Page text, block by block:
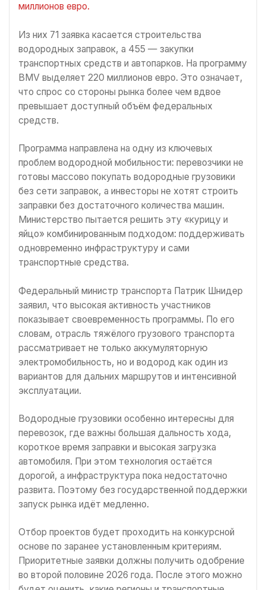
миллионов евро.
Из них 71 заявка касается строительства
водородных заправок, а 455 — закупки
транспортных средств и автопарков. На программу
BMV выделяет 220 миллионов евро. Это означает,
что спрос со стороны рынка более чем вдвое
превышает доступный объём федеральных
средств.
Программа направлена на одну из ключевых
проблем водородной мобильности: перевозчики не
готовы массово покупать водородные грузовики
без сети заправок, а инвесторы не хотят строить
заправки без достаточного количества машин.
Министерство пытается решить эту «курицу и
яйцо» комбинированным подходом: поддерживать
одновременно инфраструктуру и сами
транспортные средства.
Федеральный министр транспорта Патрик Шнидер
заявил, что высокая активность участников
показывает своевременность программы. По его
словам, отрасль тяжёлого грузового транспорта
рассматривает не только аккумуляторную
электромобильность, но и водород как один из
вариантов для дальних маршрутов и интенсивной
эксплуатации.
Водородные грузовики особенно интересны для
перевозок, где важны большая дальность хода,
короткое время заправки и высокая загрузка
автомобиля. При этом технология остаётся
дорогой, а инфраструктура пока недостаточно
развита. Поэтому без государственной поддержки
запуск рынка идёт медленно.
Отбор проектов будет проходить на конкурсной
основе по заранее установленным критериям.
Приоритетные заявки должны получить одобрение
во второй половине 2026 года. После этого можно